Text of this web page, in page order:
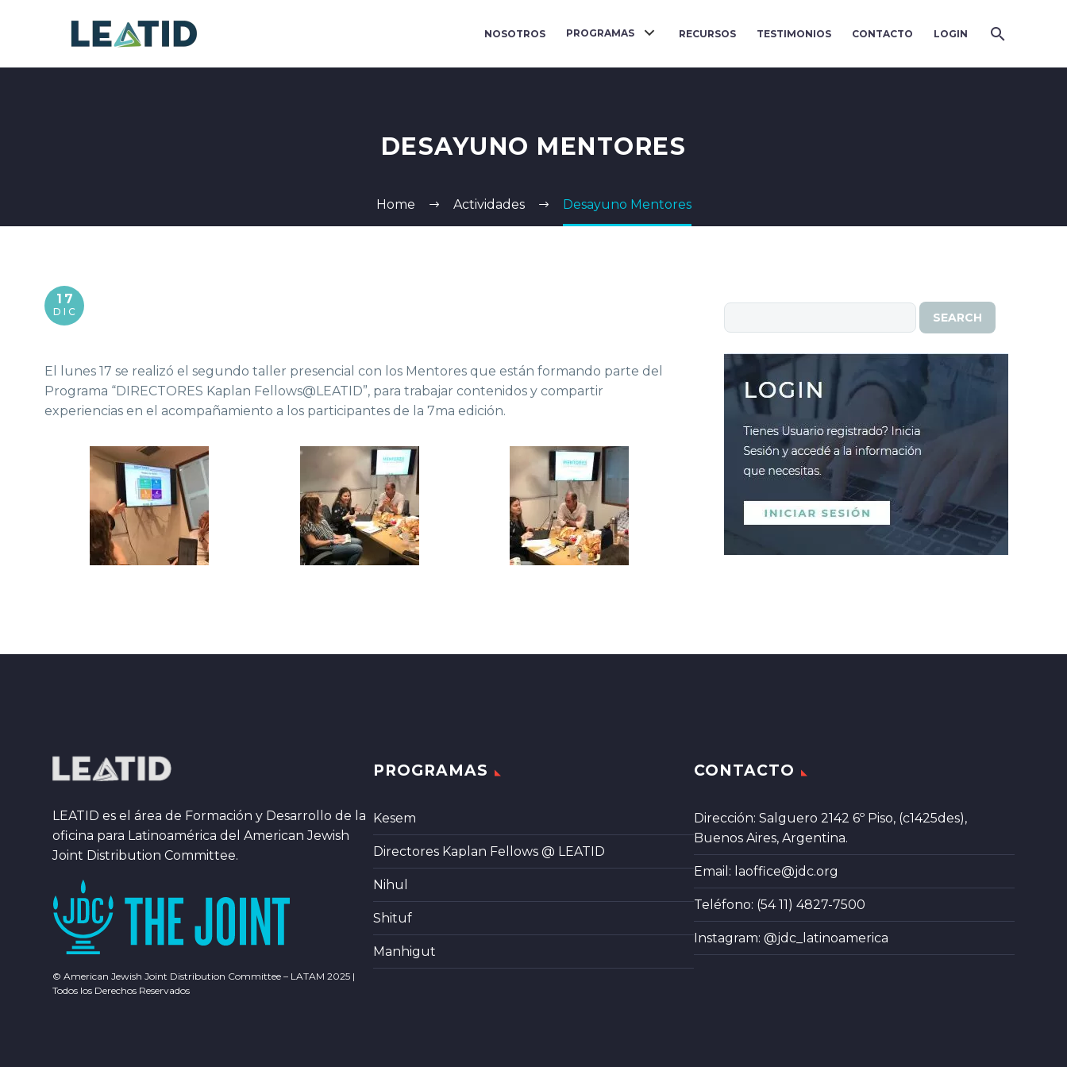
NOSOTROS PROGRAMAS RECURSOS TESTIMONIOS CONTACTO LOGIN
DESAYUNO MENTORES
Home Actividades Desayuno Mentores
17
DIC
El lunes 17 se realizó el segundo taller presencial con los Mentores que están formando parte del
Programa “DIRECTORES Kaplan Fellows@LEATID”, para trabajar contenidos y compartir
experiencias en el acompañamiento a los participantes de la 7ma edición.
SEARCH
LEATID es el área de Formación y Desarrollo de la
oficina para Latinoamérica del American Jewish
Joint Distribution Committee.
© American Jewish Joint Distribution Committee – LATAM 2025 |
Todos los Derechos Reservados
PROGRAMAS
Kesem
Directores Kaplan Fellows @ LEATID
Nihul
Shituf
Manhigut
CONTACTO
Dirección: Salguero 2142 6º Piso, (c1425des),
Buenos Aires, Argentina.
Email: laoffice@jdc.org
Teléfono: (54 11) 4827-7500
Instagram: @jdc_latinoamerica